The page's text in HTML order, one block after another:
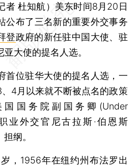
者 杜知航） 美东时间8月20日
公布了三名新的重要外交事务
登政府的新任驻中国大使、驻
大使的提名人选。
位驻华大使的提名人选，一
4月以来就不断被点名的政策
国务院副国务卿(Under
业外交官尼古拉斯·伯恩斯
纲。
1956年在纽约州布法罗出